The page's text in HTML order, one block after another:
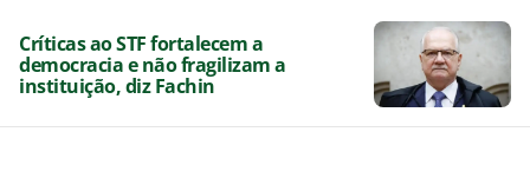
Críticas ao STF fortalecem a
democracia e não fragilizam a
instituição, diz Fachin